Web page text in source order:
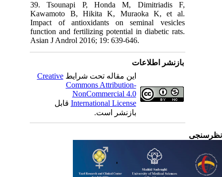
39. Tsounapi P, Honda M, Dimitriadis F,
Kawamoto B, Hikita K, Muraoka K, et al.
Impact of antioxidants on seminal vesicles
function and fertilizing potential in diabetic rats.
Asian J Androl 2016; 19: 639-646.
بازنشر اطلاعات
این مقاله تحت شرایطCreative
Commons Attribution-
NonCommercial 4.0
International Licenseقابل
بازنشر است.